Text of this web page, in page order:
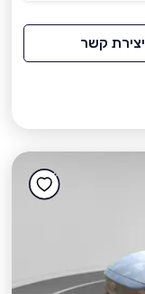
יצירת קשר